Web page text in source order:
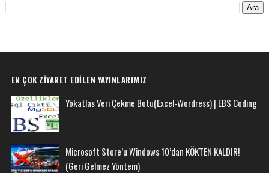
EN ÇOK ZIYARET EDILEN YAYINLARIMIZ
Yökatlas Veri Çekme Botu(Excel-Wordress) | EBS Coding
Microsoft Store’u Windows 10’dan KÖKTEN KALDIR!
(Geri Gelmez Yöntem)